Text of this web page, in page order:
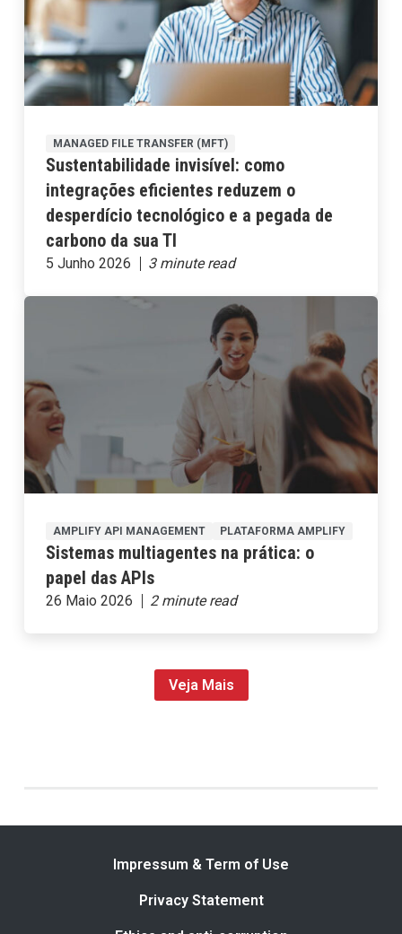
MANAGED FILE TRANSFER (MFT)
Sustentabilidade invisível: como
integrações eficientes reduzem o
desperdício tecnológico e a pegada de
carbono da sua TI
5 Junho 2026
AMPLIFY API MANAGEMENT PLATAFORMA AMPLIFY
Sistemas multiagentes na prática: o
papel das APIs
26 Maio 2026
Veja Mais
Impressum & Term of Use
Privacy Statement